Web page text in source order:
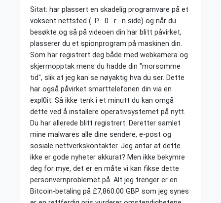
Sitat: har plassert en skadelig programvare på et
voksent nettsted (. P . 0 . r . n side) og når du
besøkte og så på videoen din har blitt påvirket,
plasserer du et spionprogram på maskinen din.
Som har registrert deg både med webkamera og
skjermopptak mens du hadde din "morsomme
tid", slik at jeg kan se nøyaktig hva du ser. Dette
har også påvirket smarttelefonen din via en
expl0it. Så ikke tenk i et minutt du kan omgå
dette ved å installere operativsystemet på nytt.
Du har allerede blitt registrert. Deretter samlet
mine malwares alle dine sendere, e-post og
sosiale nettverkskontakter. Jeg antar at dette
ikke er gode nyheter akkurat? Men ikke bekymre
deg for mye, det er en måte vi kan fikse dette
personvernproblemet på. Alt jeg trenger er en
Bitcoin-betaling på £7,860.00 GBP som jeg synes